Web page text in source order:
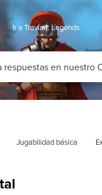
Ir a Travian: Legends
Jugabilidad básica